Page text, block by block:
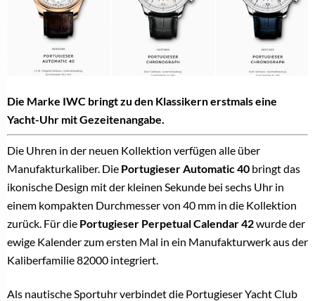
Die Marke IWC bringt zu den Klassikern erstmals eine
Yacht-Uhr mit Gezeitenangabe.
Die Uhren in der neuen Kollektion verfügen alle über
Manufakturkaliber. Die Portugieser Automatic 40 bringt das
ikonische Design mit der kleinen Sekunde bei sechs Uhr in
einem kompakten Durchmesser von 40 mm in die Kollektion
zurück. Für die Portugieser Perpetual Calendar 42wurde der
ewige Kalender zum ersten Mal in ein Manufakturwerk aus der
Kaliberfamilie 82000 integriert.
Als nautische Sportuhr verbindet die Portugieser Yacht Club